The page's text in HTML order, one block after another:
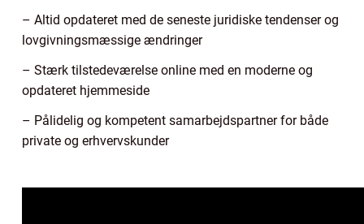
– Altid opdateret med de seneste juridiske tendenser og
lovgivningsmæssige ændringer
– Stærk tilstedeværelse online med en moderne og
opdateret hjemmeside
– Pålidelig og kompetent samarbejdspartner for både
private og erhvervskunder